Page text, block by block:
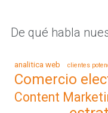
De qué habla
analitica web clientes
Comercio
Content